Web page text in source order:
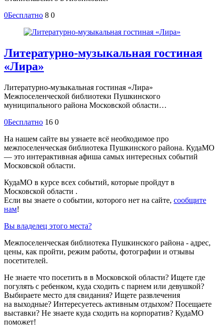
0Бесплатно 8 0
Литературно-музыкальная гостиная
«Лира»
Литературно-музыкальная гостиная «Лира»
Межпоселенческой библиотеки Пушкинского
муниципального района Московской области…
0Бесплатно 16 0
На нашем сайте вы узнаете всё необходимое про
межпоселенческая библиотека Пушкинского района. КудаМО
— это интерактивная афиша самых интересных событий
Московской области.
КудаМО в курсе всех событий, которые пройдут в
Московской области .
Если вы знаете о событии, которого нет на сайте, сообщите
нам!
Вы владелец этого места?
Межпоселенческая библиотека Пушкинского района - адрес,
цены, как пройти, режим работы, фотографии и отзывы
посетителей.
Не знаете что посетить в в Московской области? Ищете где
погулять с ребенком, куда сходить с парнем или девушкой?
Выбираете место для свидания? Ищете развлечения
на выходные? Интересуетесь активным отдыхом? Посещаете
выставки? Не знаете куда сходить на корпоратив? КудаМО
поможет!